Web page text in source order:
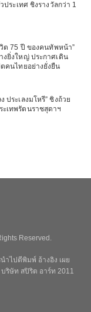
ประเทศ ชิงรางวัลกว่า 1
ต 75 ปี ของคนทัพหน้า”
งยิ่งใหญ่ ประกาศเดิน
คนไทยอย่างยั่งยืน
ประเลงมโหรี” ชิงถ้วย
ะเทพรัตนราชสุดาฯ
Reserved.
ไปตีพิมพ์ อ้างอิง เผย
ริษัท สปิริต อาร์ท 2011